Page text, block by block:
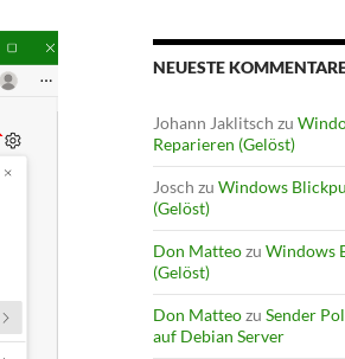
NEUESTE
Johann Jaklitsch zu
Reparieren (Gelöst)
Josch zu Windows
(Gelöst)
Don Matteozu Windows
(Gelöst)
Don Matteozu Sender
auf Debian Server